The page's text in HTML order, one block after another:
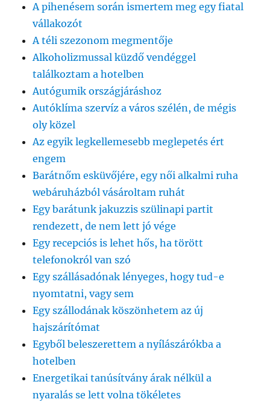
A pihenésem során ismertem meg egy fiatal
vállakozót
A téli szezonom megmentője
Alkoholizmussal küzdő vendéggel
találkoztam a hotelben
Autógumik országjáráshoz
Autóklíma szervíz a város szélén, de mégis
oly közel
Az egyik legkellemesebb meglepetés ért
engem
Barátnőm esküvőjére, egy női alkalmi ruha
webáruházból vásároltam ruhát
Egy barátunk jakuzzis szülinapi partit
rendezett, de nem lett jó vége
Egy recepciós is lehet hős, ha törött
telefonokról van szó
Egy szállásadónak lényeges, hogy tud-e
nyomtatni, vagy sem
Egy szállodának köszönhetem az új
hajszárítómat
Egyből beleszerettem a nyílászárókba a
hotelben
Energetikai tanúsítvány árak nélkül a
nyaralás se lett volna tökéletes